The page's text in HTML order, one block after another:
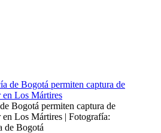
Bogotá permiten captura de
en Los Mártires | Fotografía:
de Bogotá